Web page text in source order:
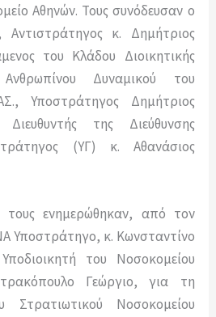
Αθηνών. Τους συνόδευσαν ο
κ. Δημήτριος
του Κλάδου Διοικητικής
Δυναμικού του
Υποστράτηγος Δημήτριος
της Διεύθυνσης
(ΥΓ) κ. Αθανάσιος
ενημερώθηκαν, από τον
Υποστράτηγο, κ. Κωνσταντίνο
του Νοσοκομείου
Γεώργιο, για τη
Στρατιωτικού Νοσοκομείου